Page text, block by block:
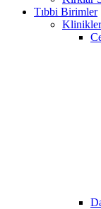
Tıbbi Birimler